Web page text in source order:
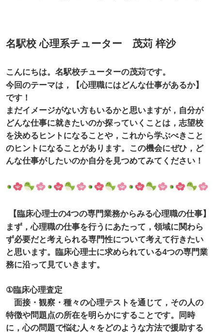
名駅校 心理系チューター 茂苅 梓沙
こんにちは。名駅校チューターの茂苅です。
今回のテーマは，【心理職にはどんな仕事があるか】
です！
まだイメージがない方もいるかと思いますが，自分が
どんな仕事に就きたいのか探っていくことは，志望校
を決めるヒントになることや，これから学ぶべきこと
のヒントになることがあります。この機会にぜひ，ど
んな仕事がしたいのか自分を見つめてみてください！
【臨床心理士の4つの専門業務からみる心理職の仕事】
まず，心理職の仕事を行うにあたって，領域に関わら
ず必要だと考えられる専門性について考えて行きたい
と思います。臨床心理士に求められている4つの専門業
務に沿って見ていきます。
①臨床心理査定
面接・観察・種々の心理テストを通じて，その人の
特徴や問題点の所在を明らかにすることです。同時
に，心の問題で悩む人々をどのような方法で援助する